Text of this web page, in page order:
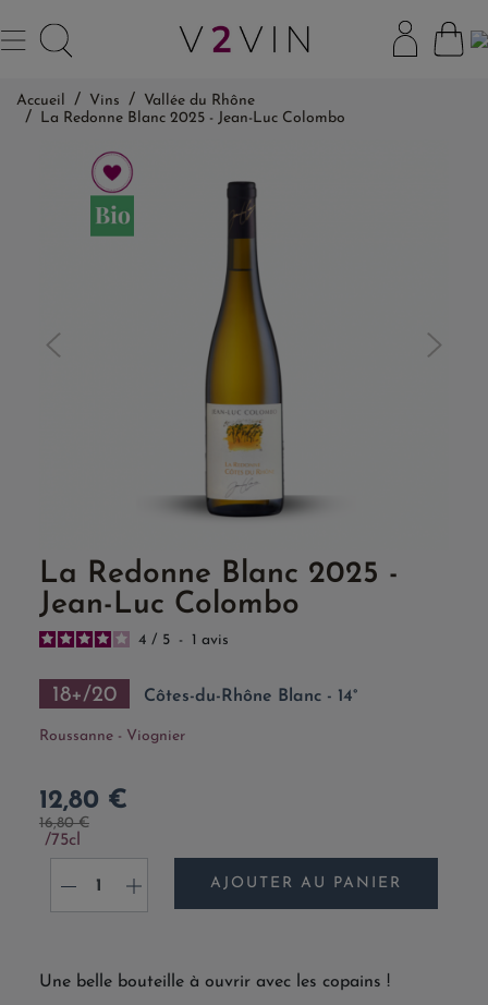
Accueil Vins
Vallée du Rhône
La Redonne Blanc 2025 - Jean-Luc Colombo
La Redonne Blanc 2025 -
Jean-Luc Colombo
4 / 5 - 1 avis
18+/20 Côtes-du-Rhône Blanc - 14°
Roussanne - Viognier
12,80 €
16,80 €
75cl
- + AJOUTER AU PANIER
Une belle bouteille à ouvrir avec les copains !